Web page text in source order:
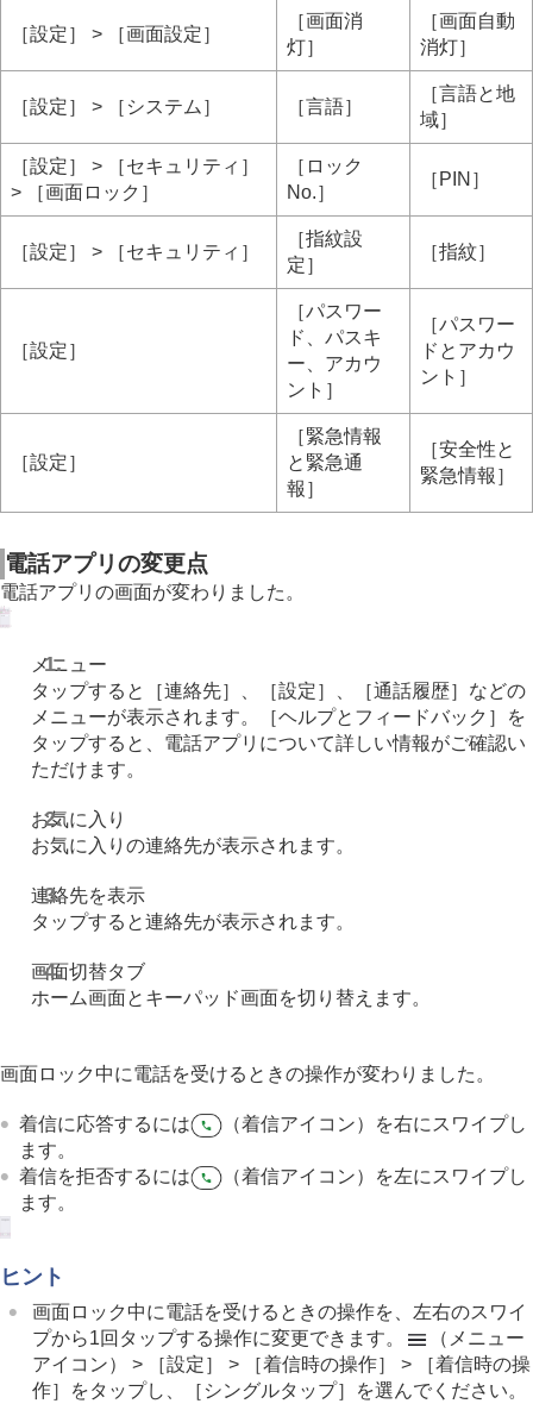
［設定］ > ［画面設定］
［画面消
灯］
［画面自動
消灯］
［設定］ > ［システム］ ［言語］
［言語と地
域］
［設定］ > ［セキュリティ］
> ［画面ロック］
［ロック
No.］
［PIN］
［設定］ > ［セキュリティ］
［指紋設
定］
［指紋］
［設定］
［パスワー
ド、パスキ
ー、アカウ
ント］
［パスワー
ドとアカウ
ント］
［設定］
［緊急情報
と緊急通
報］
［安全性と
緊急情報］
電話アプリの変更点
電話アプリの画面が変わりました。
メニュー
タップすると［連絡先］、［設定］、［通話履歴］などの
メニューが表示されます。［ヘルプとフィードバック］を
タップすると、電話アプリについて詳しい情報がご確認い
ただけます。
お気に入り
お気に入りの連絡先が表示されます。
連絡先を表示
タップすると連絡先が表示されます。
画面切替タブ
ホーム画面とキーパッド画面を切り替えます。
画面ロック中に電話を受けるときの操作が変わりました。
着信に応答するには
（着信アイコン）を右にスワイプし
ます。
着信を拒否するには
（着信アイコン）を左にスワイプし
ます。
ヒント
画面ロック中に電話を受けるときの操作を、左右のスワイ
プから1回タップする操作に変更できます。
（メニュー
アイコン） > ［設定］ > ［着信時の操作］ > ［着信時の操
作］をタップし、［シングルタップ］を選んでください。